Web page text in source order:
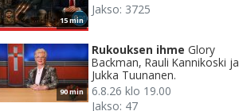
15 min
Jakso: 3725
90 min
Rukouksen ihme Glory
Backman, Rauli Kannikoski ja
Jukka Tuunanen.
6.8.26 klo 19.00
Jakso: 47